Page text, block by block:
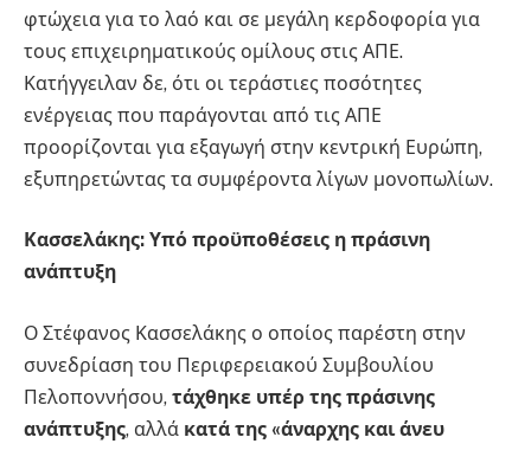
φτώχεια για το λαό και σε μεγάλη κερδοφορία για
τους επιχειρηματικούς ομίλους στις ΑΠΕ.
Κατήγγειλαν δε, ότι οι τεράστιες ποσότητες
ενέργειας που παράγονται από τις ΑΠΕ
προορίζονται για εξαγωγή στην κεντρική Ευρώπη,
εξυπηρετώντας τα συμφέροντα λίγων μονοπωλίων.
Κασσελάκης: Υπό προϋποθέσεις η πράσινη
ανάπτυξη
Ο Στέφανος Κασσελάκης ο οποίος παρέστη στην
συνεδρίαση του Περιφερειακού Συμβουλίου
Πελοποννήσου, τάχθηκε υπέρ της πράσινης
ανάπτυξης, αλλά κατά της «άναρχης και άνευ